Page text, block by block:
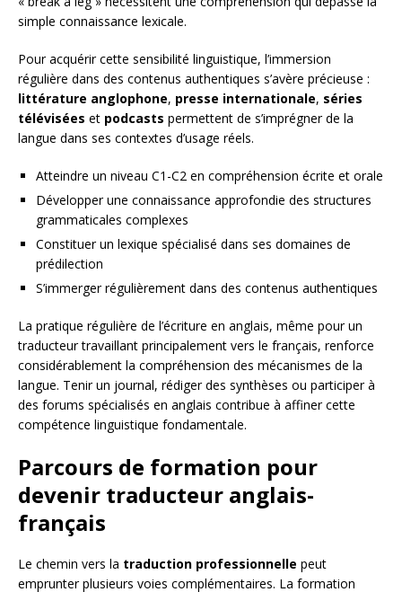
simple connaissance lexicale.
Pour acquérir cette sensibilité linguistique, l’immersion
régulière dans des contenus authentiques s’avère précieuse :
littérature anglophone, presse internationale, séries
télévisées et podcasts permettent de s’imprégner de la
langue dans ses contextes d’usage réels.
Atteindre un niveau C1-C2 en compréhension écrite et orale
Développer une connaissance approfondie des structures
grammaticales complexes
Constituer un lexique spécialisé dans ses domaines de
prédilection
S’immerger régulièrement dans des contenus authentiques
La pratique régulière de l’écriture en anglais, même pour un
traducteur travaillant principalement vers le français, renforce
considérablement la compréhension des mécanismes de la
langue. Tenir un journal, rédiger des synthèses ou participer à
des forums spécialisés en anglais contribue à affiner cette
compétence linguistique fondamentale.
Parcours de formation pour
devenir traducteur anglais-
français
Le chemin vers la traduction professionnelle peut
emprunter plusieurs voies complémentaires. La formation